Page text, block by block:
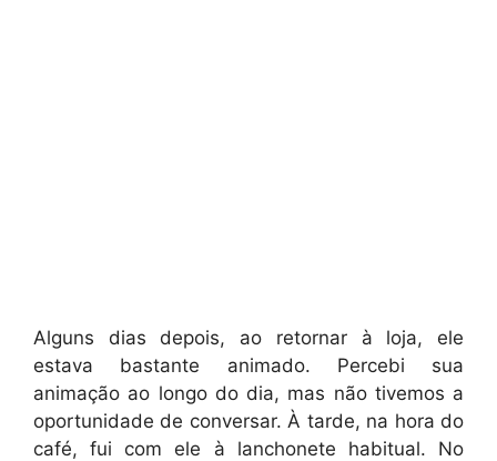
Alguns dias depois, ao retornar à loja, ele
estava bastante animado. Percebi sua
animação ao longo do dia, mas não tivemos a
oportunidade de conversar. À tarde, na hora do
café, fui com ele à lanchonete habitual. No